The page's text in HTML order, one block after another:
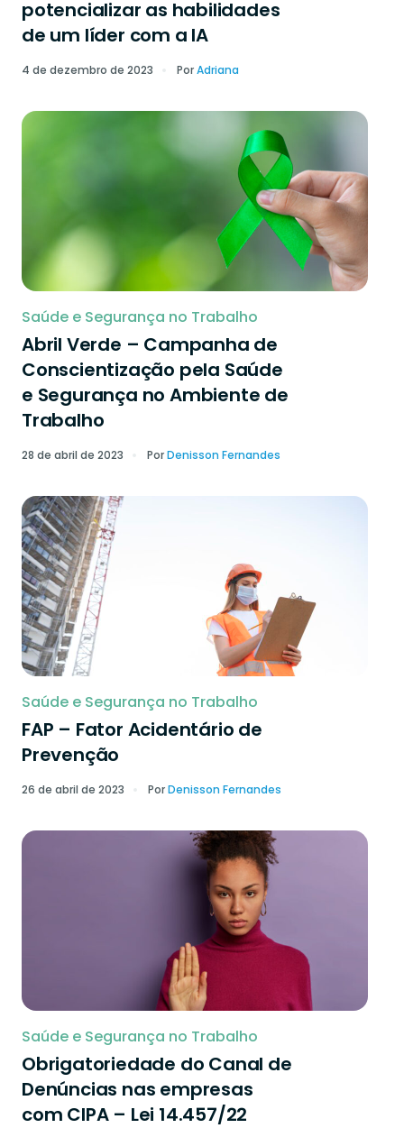
potencializar as habilidades
de um líder com a IA
4 de dezembro de 2023 PorAdriana
Saúde e Segurança no Trabalho
Abril Verde – Campanha de
Conscientização pela Saúde
e Segurança no Ambiente de
Trabalho
28 de abril de 2023 PorDenisson Fernandes
Saúde e Segurança no Trabalho
FAP – Fator Acidentário de
Prevenção
26 de abril de 2023 PorDenisson Fernandes
Saúde e Segurança no Trabalho
Obrigatoriedade do Canal de
Denúncias nas empresas
com CIPA – Lei 14.457/22